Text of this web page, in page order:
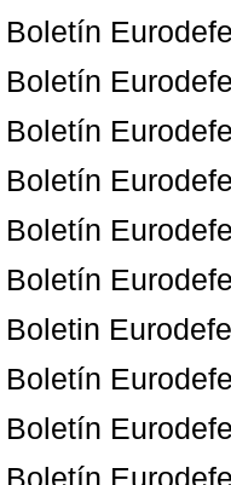
Boletín
Boletín
Boletín
Boletín
Boletín
Boletín
Boletin
Boletín
Boletín
Boletín